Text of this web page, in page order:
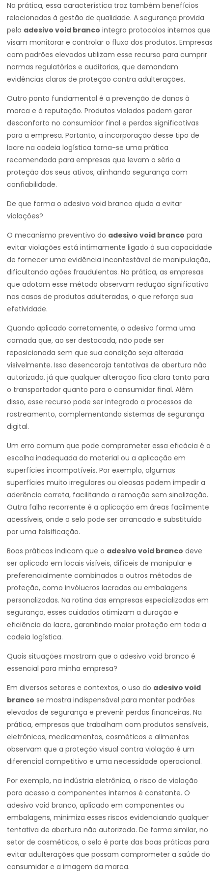
Na prática, essa característica traz também benefícios
relacionados à gestão de qualidade. A segurança provida
pelo adesivo void branco integra protocolos internos que
visam monitorar e controlar o fluxo dos produtos. Empresas
com padrões elevados utilizam esse recurso para cumprir
normas regulatórias e auditorias, que demandam
evidências claras de proteção contra adulterações.
Outro ponto fundamental é a prevenção de danos à
marca e à reputação. Produtos violados podem gerar
desconforto no consumidor final e perdas significativas
para a empresa. Portanto, a incorporação desse tipo de
lacre na cadeia logística torna-se uma prática
recomendada para empresas que levam a sério a
proteção dos seus ativos, alinhando segurança com
confiabilidade.
De que forma o adesivo void branco ajuda a evitar
violações?
O mecanismo preventivo do adesivo void branco para
evitar violações está intimamente ligado à sua capacidade
de fornecer uma evidência incontestável de manipulação,
dificultando ações fraudulentas. Na prática, as empresas
que adotam esse método observam redução significativa
nos casos de produtos adulterados, o que reforça sua
efetividade.
Quando aplicado corretamente, o adesivo forma uma
camada que, ao ser destacada, não pode ser
reposicionada sem que sua condição seja alterada
visivelmente. Isso desencoraja tentativas de abertura não
autorizada, já que qualquer alteração fica clara tanto para
o transportador quanto para o consumidor final. Além
disso, esse recurso pode ser integrado a processos de
rastreamento, complementando sistemas de segurança
digital.
Um erro comum que pode comprometer essa eficácia é a
escolha inadequada do material ou a aplicação em
superfícies incompatíveis. Por exemplo, algumas
superfícies muito irregulares ou oleosas podem impedir a
aderência correta, facilitando a remoção sem sinalização.
Outra falha recorrente é a aplicação em áreas facilmente
acessíveis, onde o selo pode ser arrancado e substituído
por uma falsificação.
Boas práticas indicam que o adesivo void branco deve
ser aplicado em locais visíveis, difíceis de manipular e
preferencialmente combinados a outros métodos de
proteção, como invólucros lacrados ou embalagens
personalizadas. Na rotina das empresas especializadas em
segurança, esses cuidados otimizam a duração e
eficiência do lacre, garantindo maior proteção em toda a
cadeia logística.
Quais situações mostram que o adesivo void branco é
essencial para minha empresa?
Em diversos setores e contextos, o uso do adesivo void
branco se mostra indispensável para manter padrões
elevados de segurança e prevenir perdas financeiras. Na
prática, empresas que trabalham com produtos sensíveis,
eletrônicos, medicamentos, cosméticos e alimentos
observam que a proteção visual contra violação é um
diferencial competitivo e uma necessidade operacional.
Por exemplo, na indústria eletrônica, o risco de violação
para acesso a componentes internos é constante. O
adesivo void branco, aplicado em componentes ou
embalagens, minimiza esses riscos evidenciando qualquer
tentativa de abertura não autorizada. De forma similar, no
setor de cosméticos, o selo é parte das boas práticas para
evitar adulterações que possam comprometer a saúde do
consumidor e a imagem da marca.